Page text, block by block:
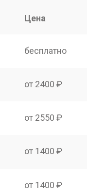
Цена
бесплатно
от 2400 ₽
от 2550 ₽
от 1400 ₽
от 1400 ₽